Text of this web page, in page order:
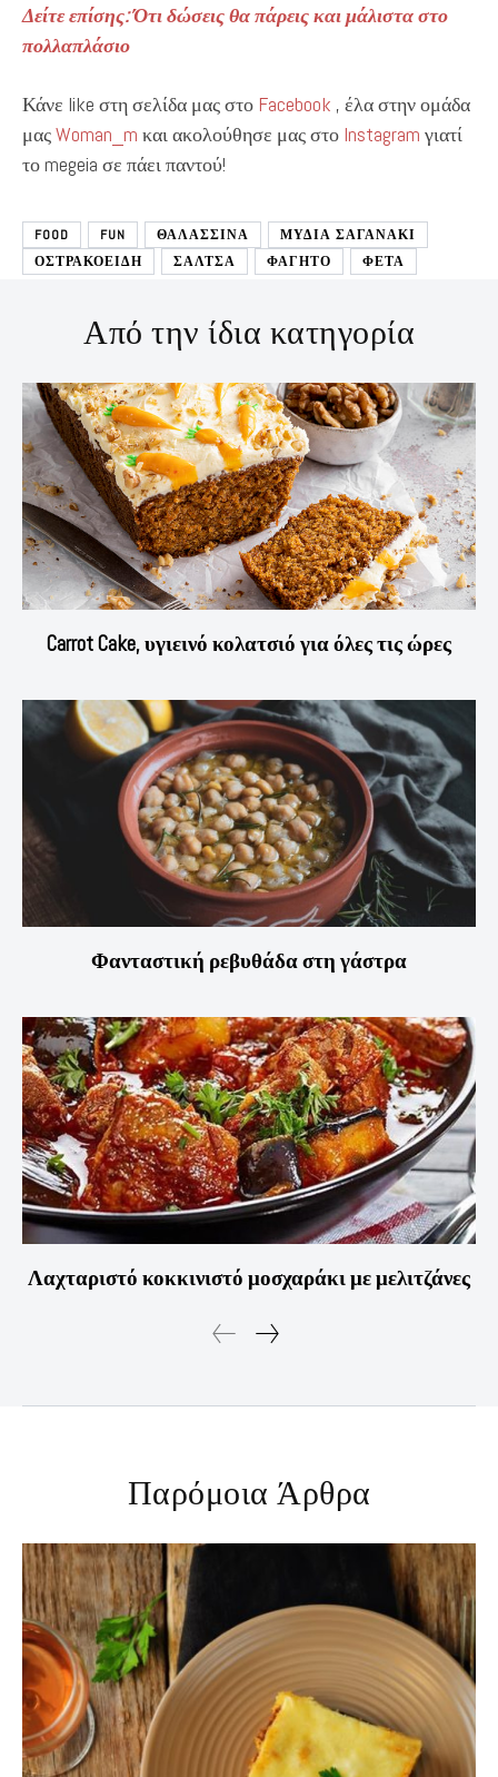
Δείτε επίσης: Ότι δώσεις θα πάρεις και μάλιστα στο
πολλαπλάσιο
Κάνε like στη σελίδα μας στο Facebook , έλα στην ομάδα
μαςWoman_m και ακολούθησε μας στο Instagram γιατί
το megeia σε πάει παντού!
FOOD FUN ΘΑΛΑΣΣΙΝΑ
ΜΥΔΙΑ ΣΑΓΑΝΑΚΙ
ΟΣΤΡΑΚΟΕΙΔΗ
ΣΑΛΤΣΑ ΦΑΓΗΤΟ ΦΕΤΑ
Από την ίδια κατηγορία
Carrot Cake, υγιεινό κολατσιό για όλες τις ώρες
Φανταστική ρεβυθάδα στη γάστρα
Λαχταριστό κοκκινιστό μοσχαράκι με μελιτζάνες
Παρόμοια Άρθρα